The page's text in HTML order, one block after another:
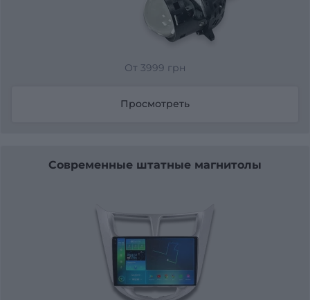
От 3999 грн
Просмотреть
Современные штатные магнитолы